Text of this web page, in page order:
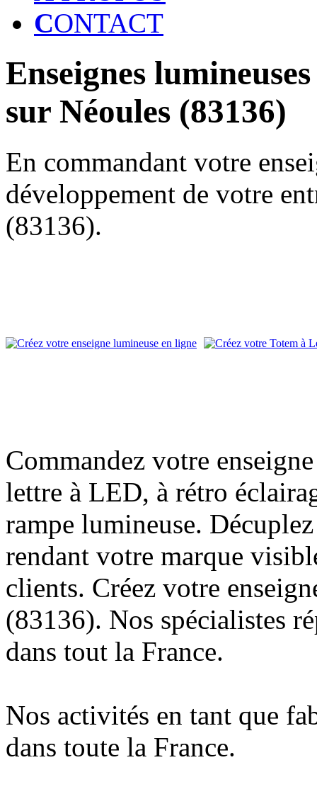
CONTACT
Enseignes
sur Néoules (83136)
En commandant votre
développement de votre
(83136).
Commandez votre
lettre à LED, à rétro
rampe lumineuse.
rendant votre marque
clients. Créez votre
(83136). Nos spécialistes
dans tout la France.
Nos activités en tant que
dans toute la France.